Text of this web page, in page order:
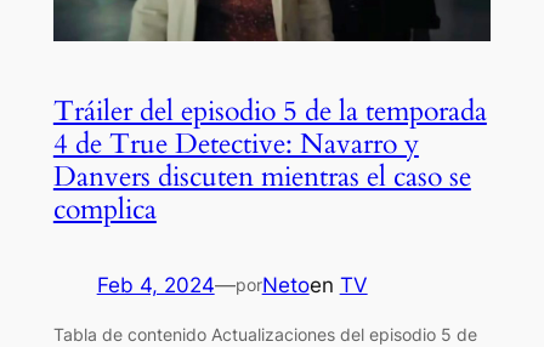
Tráiler del episodio 5 de la temporada
4 de True Detective: Navarro y
Danvers discuten mientras el caso se
complica
Feb 4, 2024—porNetoen TV
Tabla de contenido Actualizaciones del episodio 5 de